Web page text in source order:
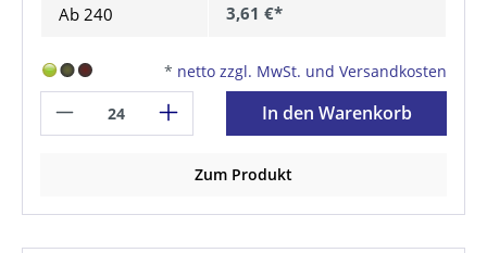
Ab 240 3,61 €*
* netto zzgl. MwSt. und Versandkosten
In den Warenkorb
Zum Produkt